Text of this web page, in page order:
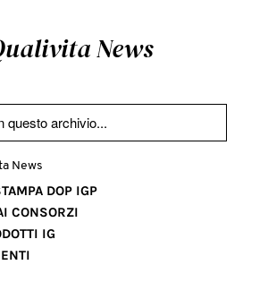
News
News
DOP IGP
CONSORZI
IG